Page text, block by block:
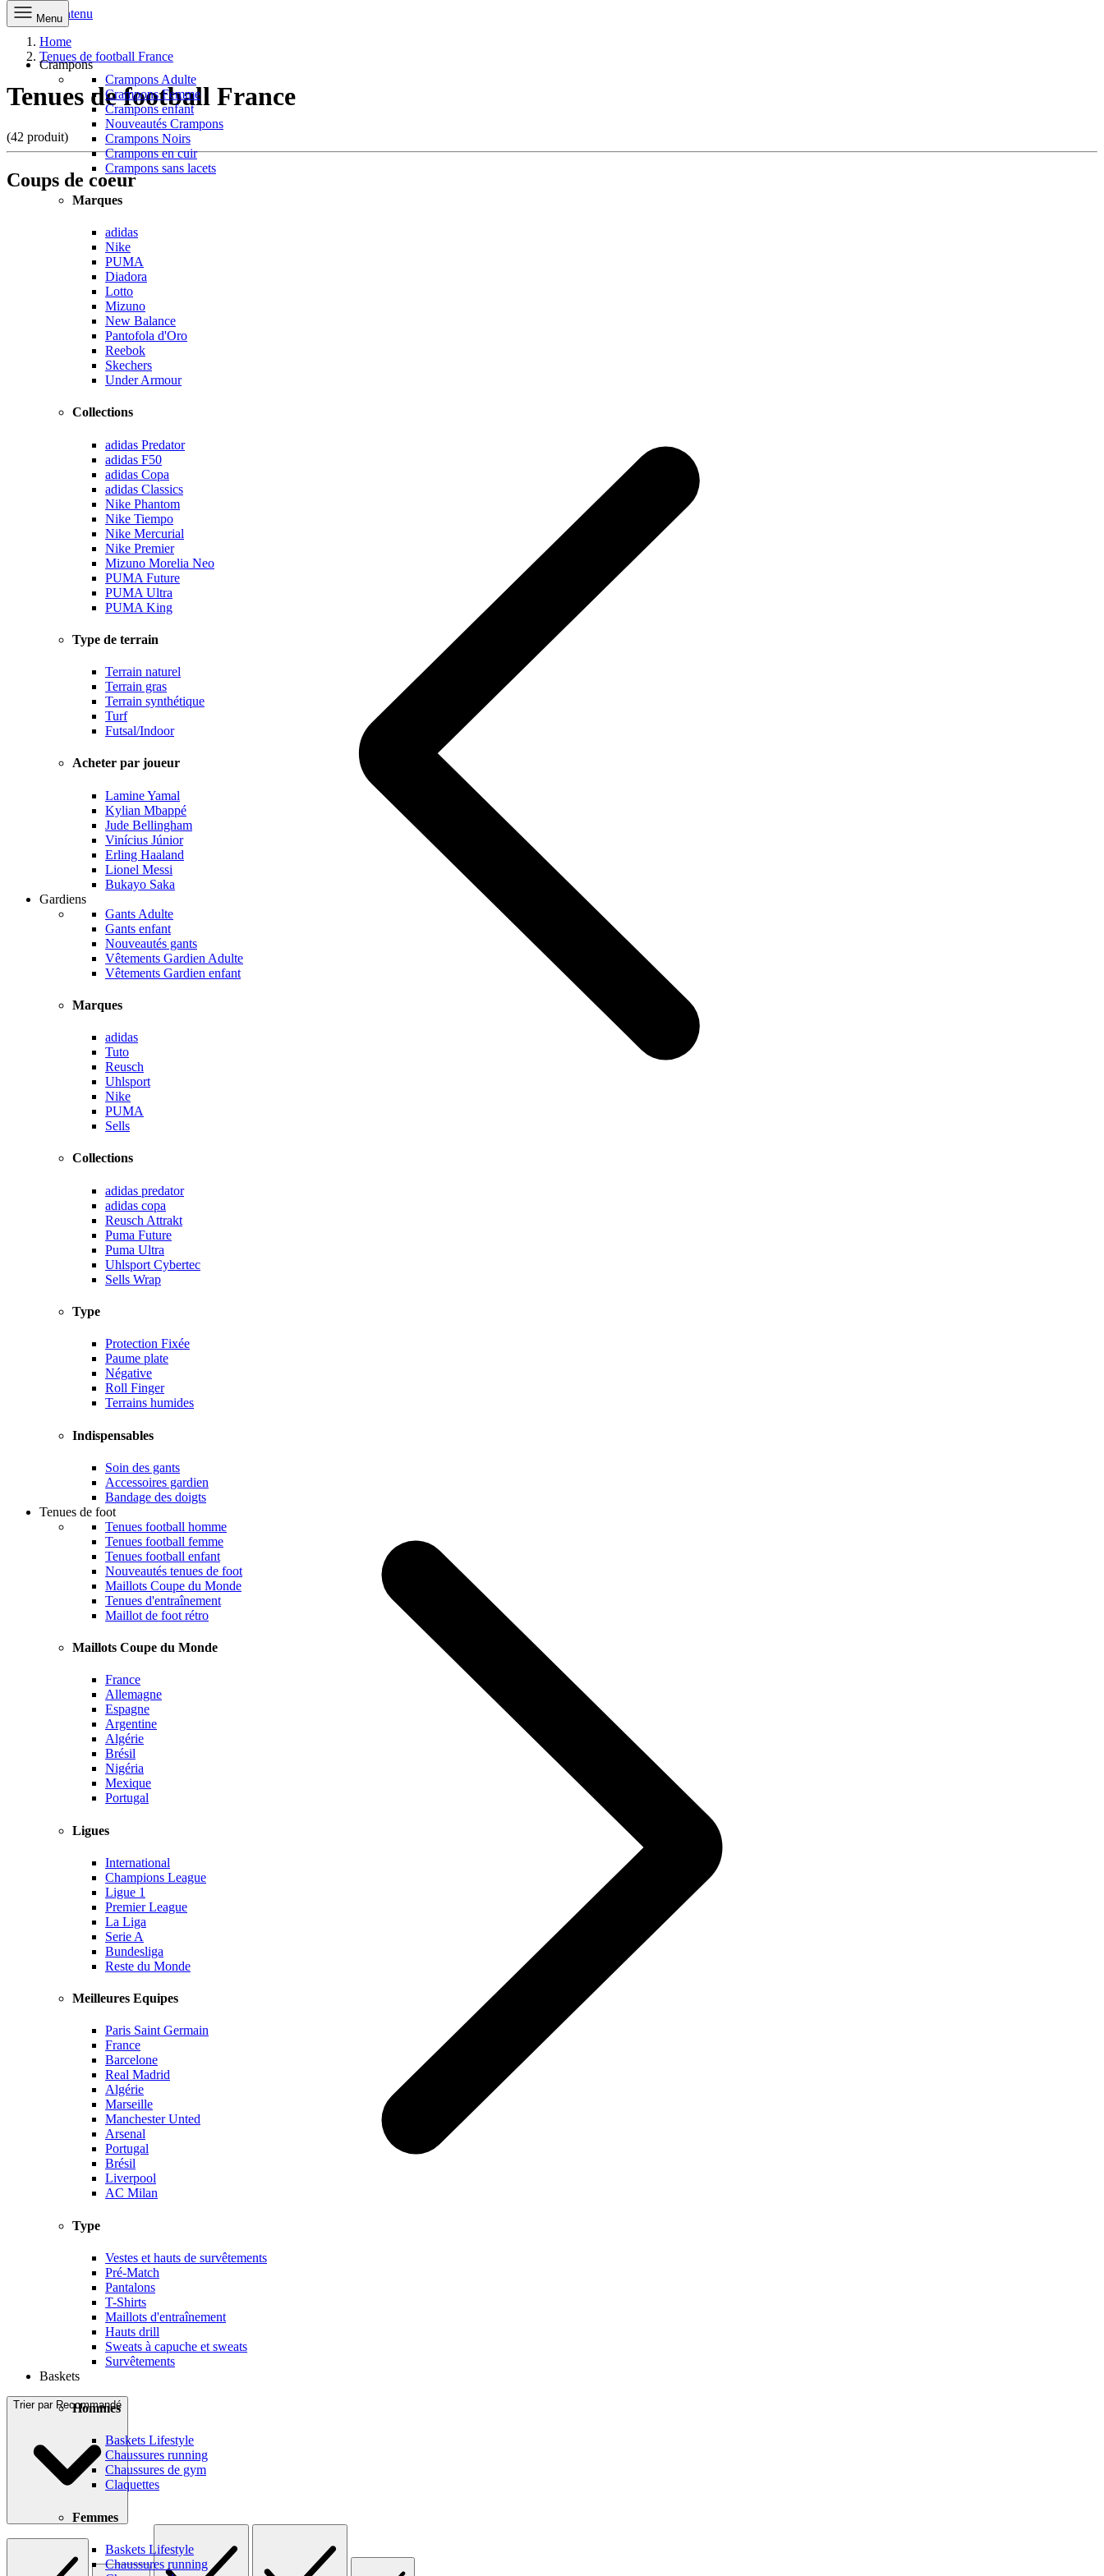
Aller au contenu
Menu
Crampons
Crampons Adulte
Crampons Femme
Crampons enfant
Nouveautés Crampons
Crampons Noirs
Crampons en cuir
Crampons sans lacets
Marques
adidas
Nike
PUMA
Diadora
Lotto
Mizuno
New Balance
Pantofola d'Oro
Reebok
Skechers
Under Armour
Collections
adidas Predator
adidas F50
adidas Copa
adidas Classics
Nike Phantom
Nike Tiempo
Nike Mercurial
Nike Premier
Mizuno Morelia Neo
PUMA Future
PUMA Ultra
PUMA King
Type de terrain
Terrain naturel
Terrain gras
Terrain synthétique
Turf
Futsal/Indoor
Acheter par joueur
Lamine Yamal
Kylian Mbappé
Jude Bellingham
Vinícius Júnior
Erling Haaland
Lionel Messi
Bukayo Saka
Gardiens
Gants Adulte
Gants enfant
Nouveautés gants
Vêtements Gardien Adulte
Vêtements Gardien enfant
Marques
adidas
Tuto
Reusch
Uhlsport
Nike
PUMA
Sells
Collections
adidas predator
adidas copa
Reusch Attrakt
Puma Future
Puma Ultra
Uhlsport Cybertec
Sells Wrap
Type
Protection Fixée
Paume plate
Négative
Roll Finger
Terrains humides
Indispensables
Soin des gants
Accessoires gardien
Bandage des doigts
Tenues de foot
Tenues football homme
Tenues football femme
Tenues football enfant
Nouveautés tenues de foot
Maillots Coupe du Monde
Tenues d'entraînement
Maillot de foot rétro
Maillots Coupe du Monde
France
Allemagne
Espagne
Argentine
Algérie
Brésil
Nigéria
Mexique
Portugal
Ligues
International
Champions League
Ligue 1
Premier League
La Liga
Serie A
Bundesliga
Reste du Monde
Meilleures Equipes
Paris Saint Germain
France
Barcelone
Real Madrid
Algérie
Marseille
Manchester Unted
Arsenal
Portugal
Brésil
Liverpool
AC Milan
Type
Vestes et hauts de survêtements
Pré-Match
Pantalons
T-Shirts
Maillots d'entraînement
Hauts drill
Sweats à capuche et sweats
Survêtements
Baskets
Hommes
Baskets Lifestyle
Chaussures running
Chaussures de gym
Claquettes
Femmes
Baskets Lifestyle
Chaussures running
Home
Tenues de football France
Tenues de football France
(42 produit)
Coups de coeur
Trier par Recommandé